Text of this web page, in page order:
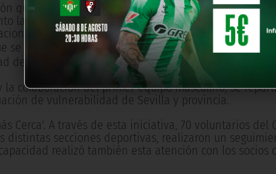
que la Fundación Real Betis ha realizado desde el
la campaña 'Los Béticos van al Súper", un
destinadas al Banco de Alimentos de Sevilla y a
se entregaría a las personas vulnerables de la
de la afición.
colaboración del primer equipo masculino, se
de vulnerabilidad de Sevilla y provincia.
Cerca'. A través de esta iniciativa, 70 voluntarios del
distintas secciones deportivas, realizaron un
realizó también esta atención con los socios